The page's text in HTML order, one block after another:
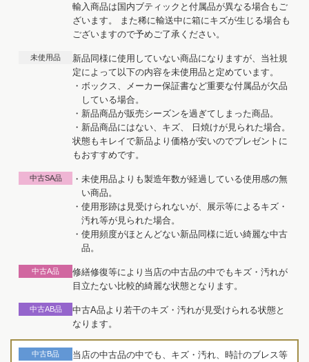
輸入商品は国内ブティックと付属品が異なる場合もご
ざいます。 また稀に輸送中に箱にキズが生じる場合も
ございますので予めご了承ください。
未使用品
新品同様に使用していない商品になりますが、当社規
定によって以下の内容を未使用品と定めています。
・ボックス、メーカー保証書など重要な付属品が欠品
している場合。
・新品商品が販売シーズンを過ぎてしまった商品。
・新品商品にはない、キズ、 日焼けが見られた場合。
状態もキレイで新品より価格が安いのでプレゼントに
もおすすめです。
中古SA品
・未使用品よりも製造年数が経過している使用感の無
い商品。
・使用形跡は見受けられないが、展示等によるキズ・
汚れ等が見られた場合。
・使用頻度がほとんどない新品同様に近い綺麗な中古
品。
中古A品
修繕修復等により当店の中古品の中でもキズ・汚れが
目立たない比較的綺麗な状態となります。
中古AB品
中古A品より若干のキズ・汚れが見受けられる状態と
なります。
中古B品
当店の中古品の中でも、キズ・汚れ、時計のブレス等